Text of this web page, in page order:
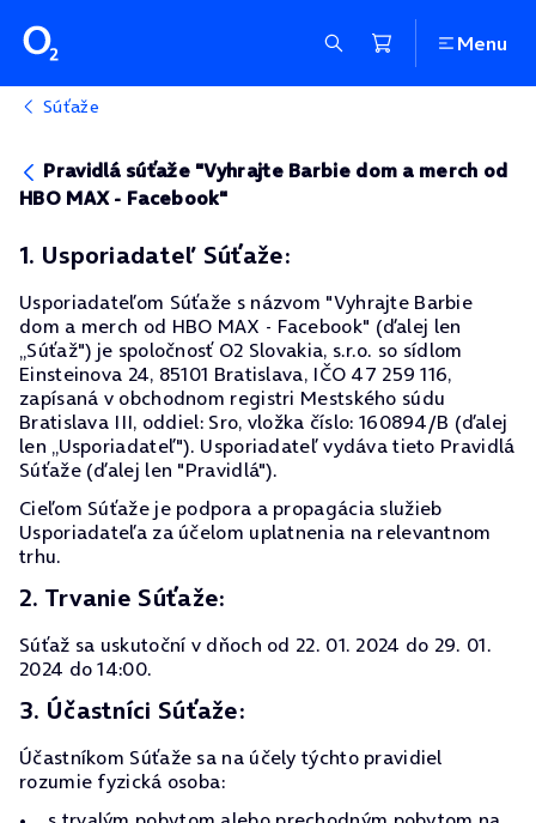
Menu
Súťaže
Pravidlá súťaže "Vyhrajte Barbie dom a merch od
HBO MAX - Facebook"
1. Usporiadateľ Súťaže:
Usporiadateľom Súťaže s názvom "Vyhrajte Barbie
dom a merch od HBO MAX - Facebook" (ďalej len
„Súťaž") je spoločnosť O2 Slovakia, s.r.o. so sídlom
Einsteinova 24, 85101 Bratislava, IČO 47 259 116,
zapísaná v obchodnom registri Mestského súdu
Bratislava III, oddiel: Sro, vložka číslo: 160894/B (ďalej
len „Usporiadateľ"). Usporiadateľ vydáva tieto Pravidlá
Súťaže (ďalej len "Pravidlá").
Cieľom Súťaže je podpora a propagácia služieb
Usporiadateľa za účelom uplatnenia na relevantnom
trhu.
2. Trvanie Súťaže:
Súťaž sa uskutoční v dňoch od 22. 01. 2024 do 29. 01.
2024 do 14:00.
3. Účastníci Súťaže:
Účastníkom Súťaže sa na účely týchto pravidiel
rozumie fyzická osoba: